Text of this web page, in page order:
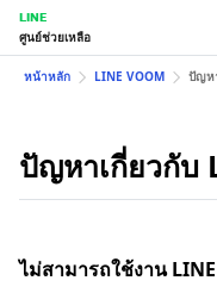
LINE
ศูนย์ช่วยเหลือ
หน้าหลัก LINE VOOM ปัญห
ปัญหาเกี่ยวกับ
ไม่สามารถใช้งาน